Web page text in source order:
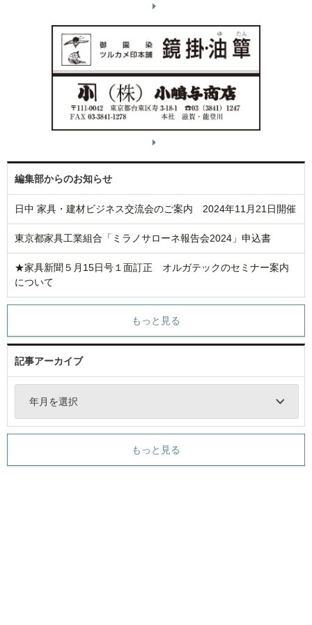
編集部からのお知らせ
日中 家具・建材ビジネス交流会のご案内 2024年11月21日開催
東京都家具工業組合「ミラノサローネ報告会2024」申込書
★家具新聞５月15日号１面訂正 オルガテックのセミナー案内
について
もっと見る
記事アーカイブ
年月を選択
もっと見る